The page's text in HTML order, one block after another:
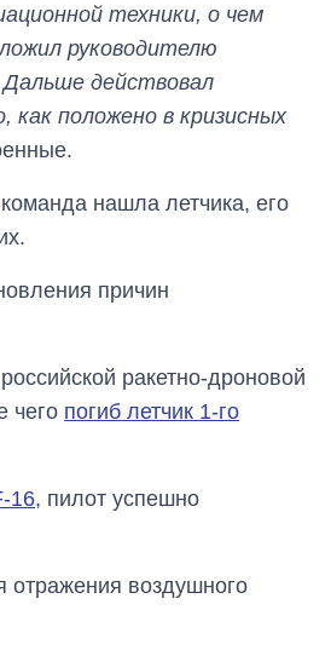
техники, о чем
руководителю
действовал
как положено в кризисных
нашла летчика, его
причин
ракетно-дроновой
чего погиб летчик 1-го
16, пилот успешно
отражения воздушного
Восемь
ударов по Украине
за лето: Киев и